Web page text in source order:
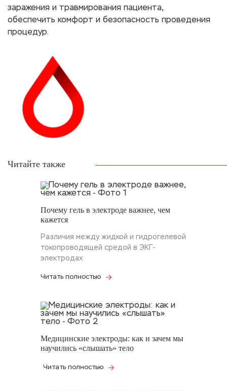
заражения и травмирования пациента,
обеспечить комфорт и безопасность проведения
процедур.
Читайте также
Почему гель в электроде важнее, чем
кажется
Различия между жидкой и гидрогелевой
токопроводящей средой в ЭКГ-
электродах
Читать полностью
Медицинские электроды: как и зачем мы
научились «слышать» тело
Читать полностью